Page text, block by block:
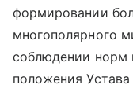
формировании
многополярного
соблюдении норм
положения